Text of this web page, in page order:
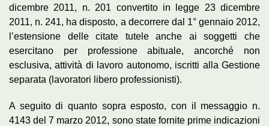
dicembre 2011, n. 201 convertito in legge 23 dicembre
2011, n. 241, ha disposto, a decorrere dal 1° gennaio 2012,
l’estensione delle citate tutele anche ai soggetti che
esercitano per professione abituale, ancorché non
esclusiva, attività di lavoro autonomo, iscritti alla Gestione
separata (lavoratori libero professionisti).
A seguito di quanto sopra esposto, con il messaggio n.
4143 del 7 marzo 2012, sono state fornite prime indicazioni